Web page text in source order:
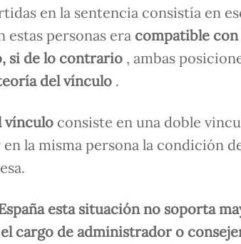
en la sentencia consistía en
estas personas era compatible
si de lo contrario , ambas
del vínculo .
vínculo consiste en una doble
la misma persona la condición
esta situación no soporta
cargo de administrador o